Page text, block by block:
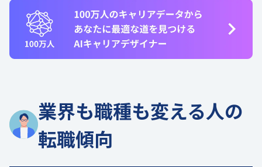
業界も職種も変える人の
転職傾向